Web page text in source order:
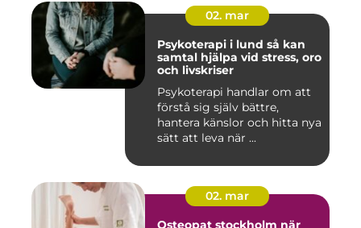
02. mar
Psykoterapi i lund så kan
samtal hjälpa vid stress, oro
och livskriser
Psykoterapi handlar om att
förstå sig själv bättre,
hantera känslor och hitta nya
sätt att leva när ...
02. mar
Osteopat stockholm när